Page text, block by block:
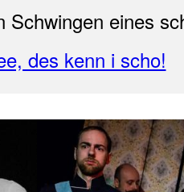
eines
des kenn i scho!